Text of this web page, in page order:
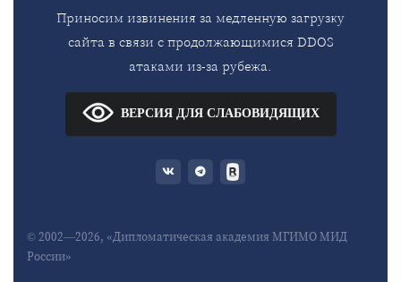
Приносим извинения за медленную загрузку
сайта в связи с продолжающимися DDOS
атаками из-за рубежа.
ВЕРСИЯ ДЛЯ СЛАБОВИДЯЩИХ
© 2002—2026, «Дипломатическая академия МГИМО МИД
России»